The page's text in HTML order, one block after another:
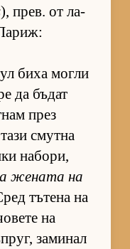
), прев. от ла­
биха могли
да бъ­дат
през
смутна
на­бо­ри,
же­ната на
тъ­тена на
на
за­ми­нал